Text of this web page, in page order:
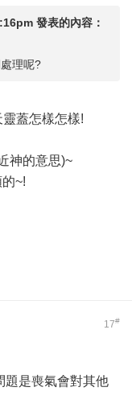
發表的內容：
理呢?
蓋怎樣怎樣!
神的意思)~
~!
17#
題是喪氣會對其他